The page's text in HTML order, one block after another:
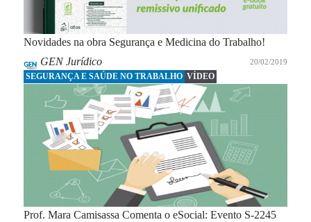
Novidades na obra Segurança e Medicina do Trabalho!
GEN Jurídico
20/02/2019
SEGURANÇA E SAÚDE NO TRABALHO VÍDEO
Prof. Mara Camisassa Comenta o eSocial: Evento S-2245